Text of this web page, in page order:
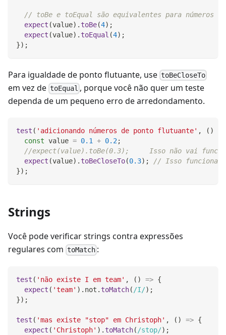
// toBe e toEqual são equivalentes para números
expect (value) . toBe(4) ;
expect (value) . toEqual (4) ;
}) ;
Para igualdade de ponto flutuante, use toBeCloseTo
em vez de toEqual , porque você não quer um teste
dependa de um pequeno erro de arredondamento.
test ( 'adicionando números de ponto flutuante' , ( )
const value = 0.1 + 0.2;
//expect(value).toBe(0.3);     Isso não vai
expect (value) . toBeCloseTo(0.3) ;
// Isso funciona.
}) ;
Strings
Você pode verificar strings contra expressões
regulares com toMatch :
test ( 'não existe I em team' , ( ) => {
expect ( 'team' ) . not . toMatch( /I/) ;
}) ;
test ( 'mas existe "stop" em Christoph' , ( ) => {
expect ( 'Christoph' ) . toMatch( /stop/) ;